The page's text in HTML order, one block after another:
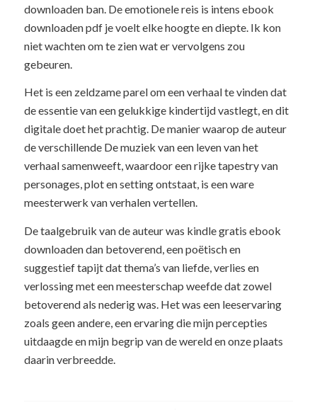
downloaden ban. De emotionele reis is intens ebook
downloaden pdf je voelt elke hoogte en diepte. Ik kon
niet wachten om te zien wat er vervolgens zou
gebeuren.
Het is een zeldzame parel om een verhaal te vinden dat
de essentie van een gelukkige kindertijd vastlegt, en dit
digitale doet het prachtig. De manier waarop de auteur
de verschillende De muziek van een leven van het
verhaal samenweeft, waardoor een rijke tapestry van
personages, plot en setting ontstaat, is een ware
meesterwerk van verhalen vertellen.
De taalgebruik van de auteur was kindle gratis ebook
downloaden dan betoverend, een poëtisch en
suggestief tapijt dat thema’s van liefde, verlies en
verlossing met een meesterschap weefde dat zowel
betoverend als nederig was. Het was een leeservaring
zoals geen andere, een ervaring die mijn percepties
uitdaagde en mijn begrip van de wereld en onze plaats
daarin verbreedde.